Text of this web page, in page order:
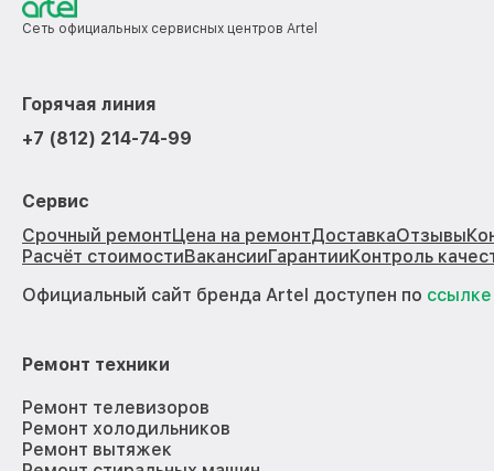
Сеть официальных сервисных центров Artel
Горячая линия
+7 (812) 214-74-99
Сервис
Срочный ремонтЦена на ремонтДоставкаОтзывы
Расчёт стоимостиВакансииГарантииКонтроль
Официальный сайт бренда Artel доступен по ссылке
Ремонт техники
Ремонт телевизоров
Ремонт холодильников
Ремонт вытяжек